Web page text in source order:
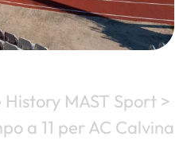
History MAST Sport >
a 11 per AC Calvina